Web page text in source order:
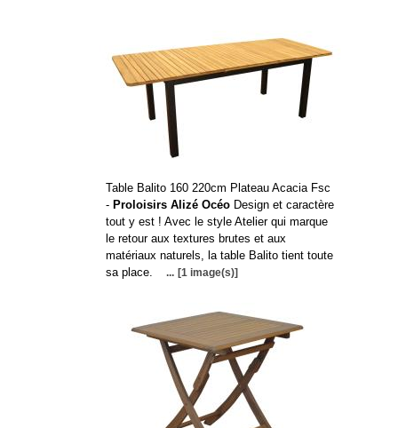
Table Balito 160 220cm Plateau Acacia Fsc
- Proloisirs Alizé OcéoDesign et caractère
tout y est ! Avec le style Atelier qui marque
le retour aux textures brutes et aux
matériaux naturels, la table Balito tient toute
sa place.
... [1 image(s)]